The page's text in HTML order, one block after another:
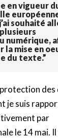
mise
en
oeuvre
du
RGPD
en vigueur
souhaité
numérique,
la mise en
du texte.”
des
je suis
par
le 14 mai. Il